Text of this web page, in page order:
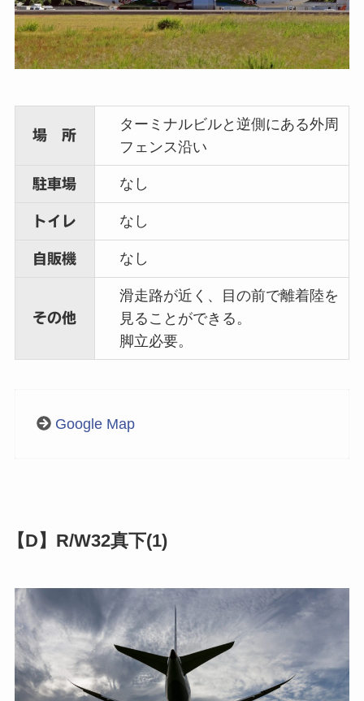
場 所
ターミナルビルと逆側にある外周
フェンス沿い
駐車場 なし
トイレ なし
自販機 なし
その他
滑走路が近く、目の前で離着陸を
見ることができる。
脚立必要。
Google Map
【D】R/W32真下(1)